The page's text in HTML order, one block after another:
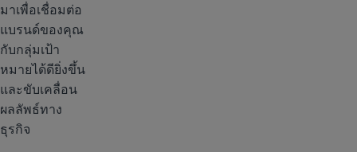
มาเพื่อเชื่อมต่อ
แบรนด์ของคุณ
กับกลุ่มเป้า
หมายได้ดียิ่งขึ้น
และขับเคลื่อน
ผลลัพธ์ทาง
ธุรกิจ